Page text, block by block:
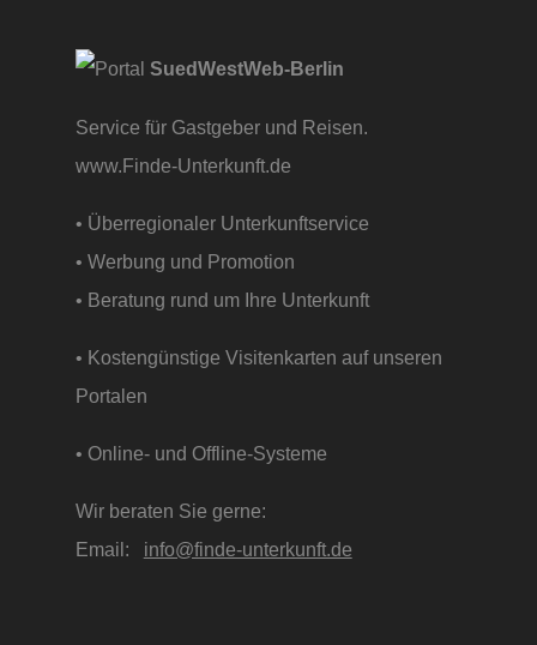
SuedWestWeb-Berlin
Service für Gastgeber und Reisen.
www.Finde-Unterkunft.de
• Überregionaler Unterkunftservice
• Werbung und Promotion
• Beratung rund um Ihre Unterkunft
• Kostengünstige Visitenkarten auf unseren
Portalen
• Online- und Offline-Systeme
Wir beraten Sie gerne:
Email: info@finde-unterkunft.de